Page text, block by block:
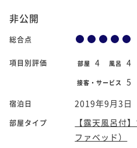
非公開
総合点
項目別評価 部屋 4 風呂 4
接客・サービス 5
宿泊日 2019年9月3日
部屋タイプ
【露天風呂付
ファベッド）